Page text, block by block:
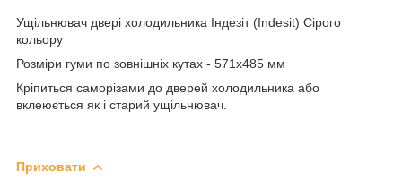
Ущільнювач двері холодильника Індезіт (Indesit) Сірого
кольору
Розміри гуми по зовнішніх кутах - 571х485 мм
Кріпиться саморізами до дверей холодильника або
вклеюється як і старий ущільнювач.
Приховати